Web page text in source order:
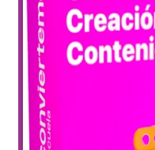
CONTACTO